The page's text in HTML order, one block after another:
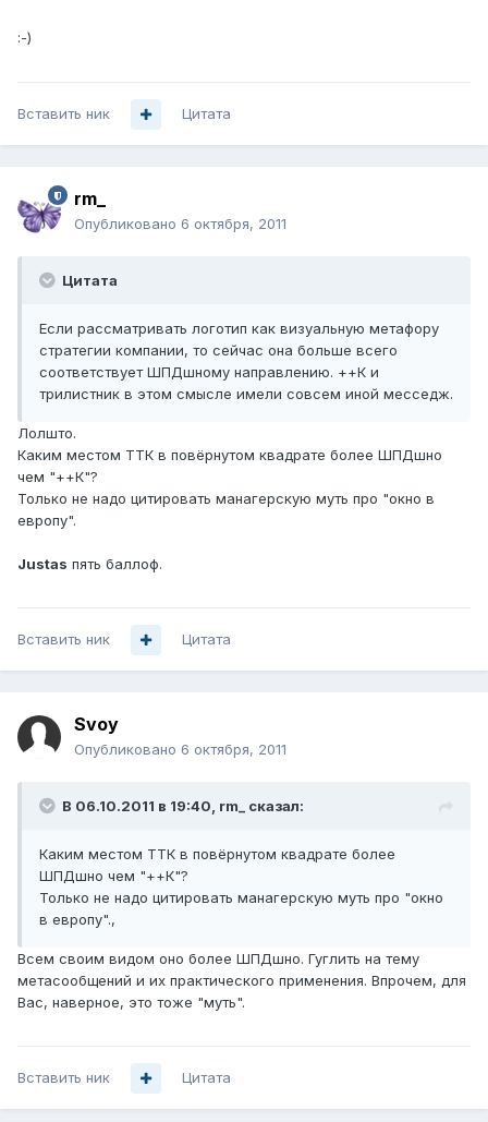
:-)
Вставить ник Цитата
rm_
Опубликовано 6 октября, 2011
Цитата
Если рассматривать логотип как визуальную метафору
стратегии компании, то сейчас она больше всего
соответствует ШПДшному направлению. ++К и
трилистник в этом смысле имели совсем иной месседж.
Лолшто.
Каким местом ТТК в повёрнутом квадрате более ШПДшно
чем "++К"?
Только не надо цитировать манагерскую муть про "окно в
европу".
Justas пять баллоф.
Вставить ник Цитата
Svoy
Опубликовано 6 октября, 2011
В 06.10.2011 в 19:40, rm_ сказал:
Каким местом ТТК в повёрнутом квадрате более
ШПДшно чем "++К"?
Только не надо цитировать манагерскую муть про "окно
в европу".,
Всем своим видом оно более ШПДшно. Гуглить на тему
метасообщений и их практического применения. Впрочем, для
Вас, наверное, это тоже "муть".
Вставить ник Цитата